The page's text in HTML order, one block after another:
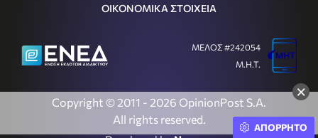
×
ΟΙΚΟΝΟΜΙΚΑ ΣΤΟΙΧΕΙΑ
Copyright © 2011 - 2026 OpinionPost S.A.
All rights reserved.
ΜΕΛΟΣ #242054
Μ.Η.Τ.
ΑΠΟΡΡΗΤΟ